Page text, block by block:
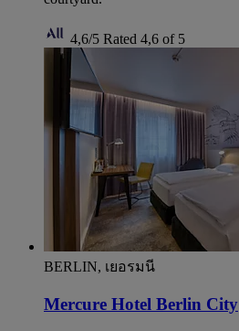
4,6/5 Rated 4,6 of 5
BERLIN, เยอรมนี
Mercure Hotel Berlin City